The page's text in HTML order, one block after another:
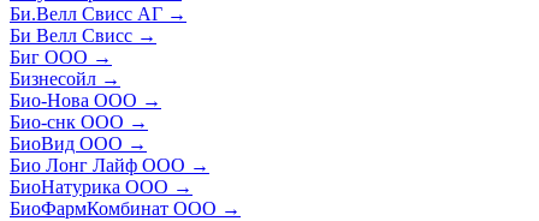
Би.Велл Свисс АГ →
Би Велл Свисс →
Биг ООО →
Бизнесойл →
Био-Нова ООО →
Био-снк ООО →
БиоВид ООО →
Био Лонг Лайф ООО →
БиоНатурика ООО →
БиоФармКомбинат ООО →